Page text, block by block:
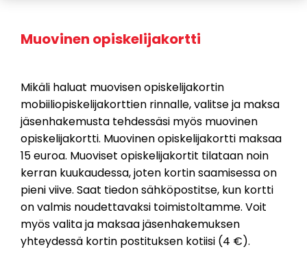
Muovinen opiskelijakortti
Mikäli haluat muovisen opiskelijakortin
mobiiliopiskelijakorttien rinnalle, valitse ja maksa
jäsenhakemusta tehdessäsi myös muovinen
opiskelijakortti. Muovinen opiskelijakortti maksaa
15 euroa. Muoviset opiskelijakortit tilataan noin
kerran kuukaudessa, joten kortin saamisessa on
pieni viive. Saat tiedon sähköpostitse, kun kortti
on valmis noudettavaksi toimistoltamme. Voit
myös valita ja maksaa jäsenhakemuksen
yhteydessä kortin postituksen kotiisi (4 €).